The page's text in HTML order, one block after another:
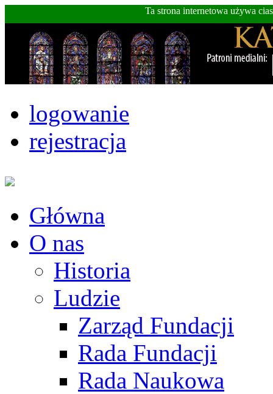
Ta strona internetowa używa
logowanie
rejestracja
Główna
O nas
Historia
Ludzie
Zarząd Fundacji
Rada Fundacji
Rada Naukowa